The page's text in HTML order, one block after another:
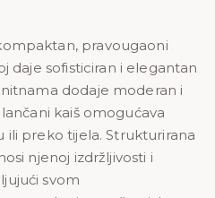
pravougaoni
daje sofisticiran i elegantan
dodaje moderan i
kaiš omogućava
preko tijela. Strukturirana
njenoj izdržljivosti i
svom